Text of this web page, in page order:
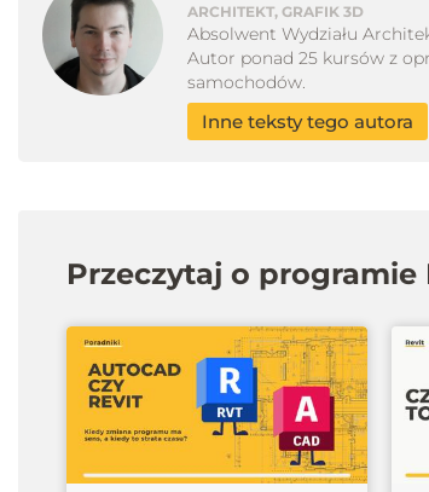
ARCHITEKT, GRAFIK 3D
Absolwent Wydziału
Autor ponad 25 kursów z
samochodów.
Inne teksty tego autora
Przeczytaj o